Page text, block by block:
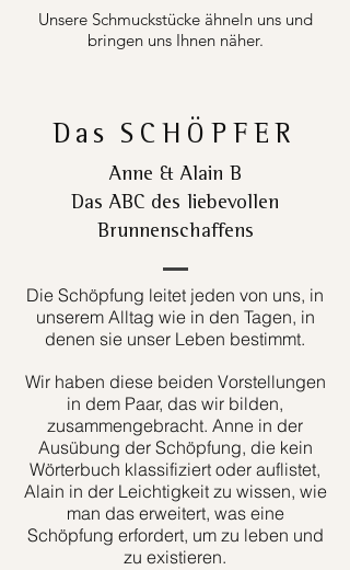
Unsere Schmuckstücke ähneln uns und
bringen uns Ihnen näher.
Das SCHÖPFER
Anne & Alain B
Das ABC des liebevollen
Brunnenschaffens
Die Schöpfung leitet jeden von uns, in
unserem Alltag wie in den Tagen, in
denen sie unser Leben bestimmt.
Wir haben diese beiden Vorstellungen
in dem Paar, das wir bilden,
zusammengebracht. Anne in der
Ausübung der Schöpfung, die kein
Wörterbuch klassifiziert oder auflistet,
Alain in der Leichtigkeit zu wissen, wie
man das erweitert, was eine
Schöpfung erfordert, um zu leben und
zu existieren.